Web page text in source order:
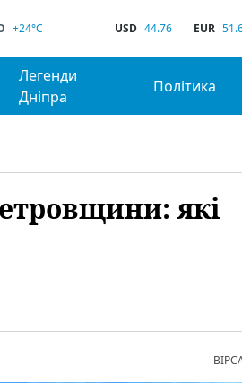
+24°C USD 44.76 EUR
Легенди
Дніпра
Політика
які